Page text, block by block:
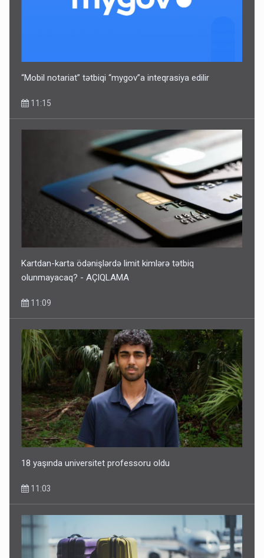
“Mobil notariat” tətbiqi “mygov”a inteqrasiya edilir
11:15
Kartdan-karta ödənişlərdə limit kimlərə tətbiq
olunmayacaq? - AÇIQLAMA
11:09
18 yaşında universitet professoru oldu
11:03